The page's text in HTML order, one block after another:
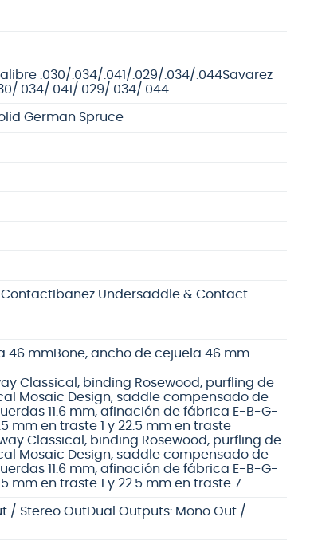
.030/.034/.041/.029/.034/.044Savarez
.034/.041/.029/.034/.044
German Spruce
ContactIbanez Undersaddle & Contact
46 mmBone, ancho de cejuela 46 mm
Classical, binding Rosewood, purfling de
Mosaic Design, saddle compensado de
11.6 mm, afinación de fábrica E-B-G-
mm en traste 1 y 22.5 mm en traste
Classical, binding Rosewood, purfling de
Mosaic Design, saddle compensado de
11.6 mm, afinación de fábrica E-B-G-
mm en traste 1 y 22.5 mm en traste 7
/ Stereo OutDual Outputs: Mono Out /